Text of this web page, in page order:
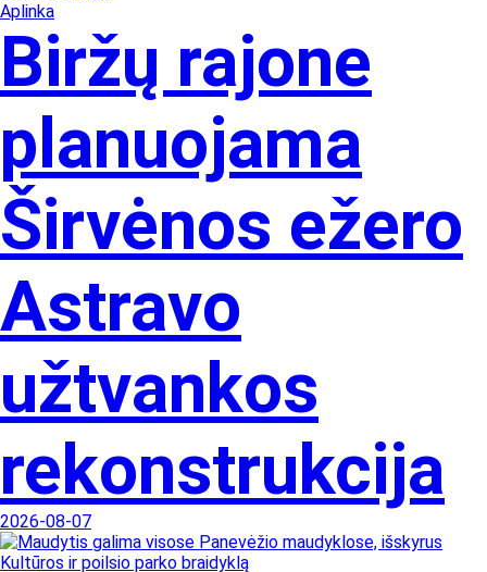
Aplinka
Biržų rajone
planuojama
Širvėnos ežero
Astravo
užtvankos
rekonstrukcija
2026-08-07